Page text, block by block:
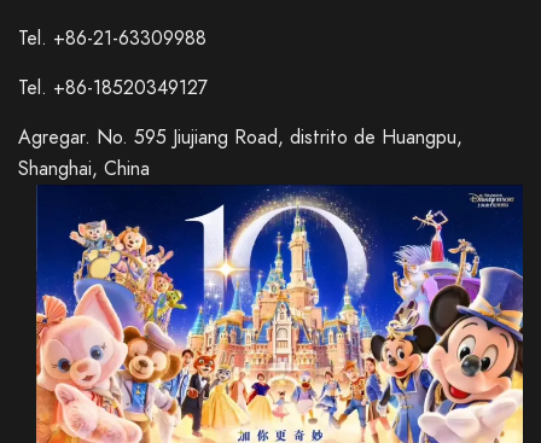
Tel. +86-21-63309988
Tel. +86-18520349127
Agregar. No. 595 Jiujiang Road, distrito de Huangpu,
Shanghai, China
Japanese
German
French
Italian